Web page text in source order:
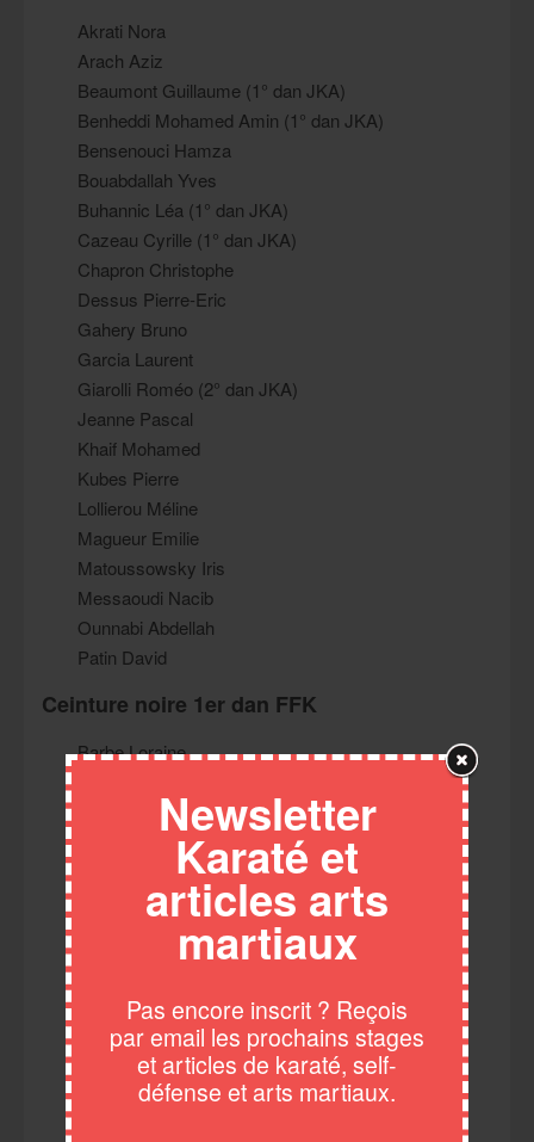
Newsletter
Karaté et
articles arts
martiaux
Pas encore inscrit ? Reçois
par email les prochains stages
et articles de karaté, self-
défense et arts martiaux.
Akrati Nora
Arach Aziz
Beaumont Guillaume (1° dan JKA)
Benheddi Mohamed Amin (1° dan JKA)
Bensenouci Hamza
Bouabdallah Yves
Buhannic Léa (1° dan JKA)
Cazeau Cyrille (1° dan JKA)
Chapron Christophe
Dessus Pierre-Eric
Gahery Bruno
Garcia Laurent
Giarolli Roméo (2° dan JKA)
Jeanne Pascal
Khaif Mohamed
Kubes Pierre
Lollierou Méline
Magueur Emilie
Matoussowsky Iris
Messaoudi Nacib
Ounnabi Abdellah
Patin David
Ceinture noire 1er dan FFK
Barbe Loraine
Benhebri Qaïs
Berlemont Vincent
Bretagne Arnold
Brin Guillaume
Bourass Mohamed
Ciaudo Joseph
Grossan Etan
Grossan Eve
Hanae Sana
Jelloul Aymen